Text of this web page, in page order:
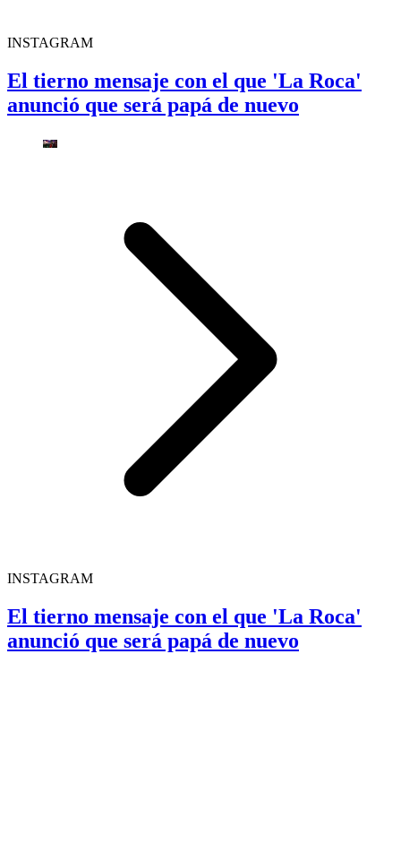
INSTAGRAM
El tierno mensaje con el que 'La Roca'
anunció que será papá de nuevo
INSTAGRAM
El tierno mensaje con el que 'La Roca'
anunció que será papá de nuevo